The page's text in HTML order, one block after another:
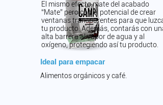
El mismo efecto mate del acabado
“Mate” pero con el potencial de crear
ventanas transparentes para que
tu producto. Además, contarás con una
alta barrera al vapor de agua y al
oxígeno, protegiendo así tu producto.
Ideal para empacar
Alimentos orgánicos y café.